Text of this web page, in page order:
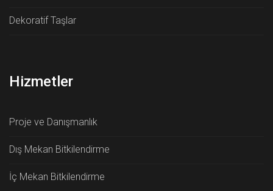
Dekoratif Taşlar
Hizmetler
Proje ve Danışmanlık
Dış Mekan Bitkilendirme
İç Mekan Bitkilendirme